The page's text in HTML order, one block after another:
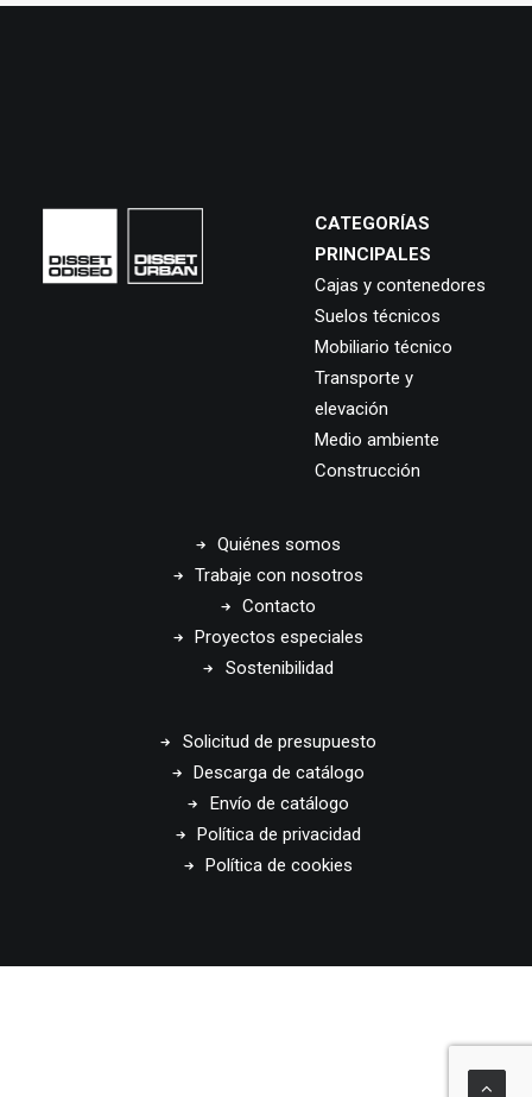
CATEGORÍAS
PRINCIPALES
Cajas y contenedores
Suelos técnicos
Mobiliario técnico
Transporte y
elevación
Medio ambiente
Construcción
Quiénes somos
Trabaje con nosotros
Contacto
Proyectos especiales
Sostenibilidad
Solicitud de presupuesto
Descarga de catálogo
Envío de catálogo
Política de privacidad
Política de cookies